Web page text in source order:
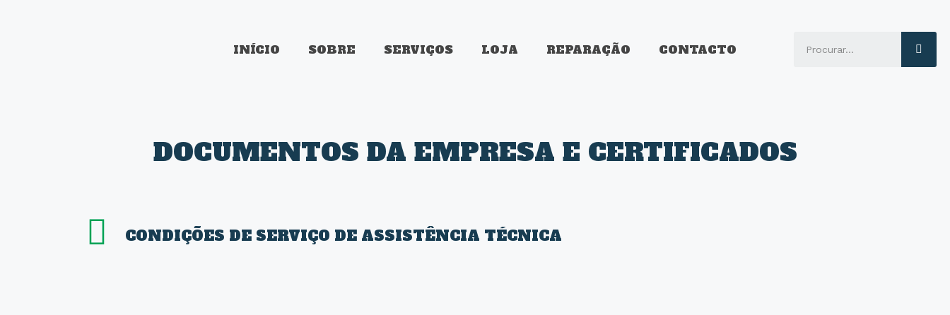
INÍCIO SOBRE SERVIÇOS LOJA REPARAÇÃO CONTACTO
DOCUMENTOS DA EMPRESA E CERTIFICADOS
CONDIÇÕES DE SERVIÇO DE ASSISTÊNCIA TÉCNICA